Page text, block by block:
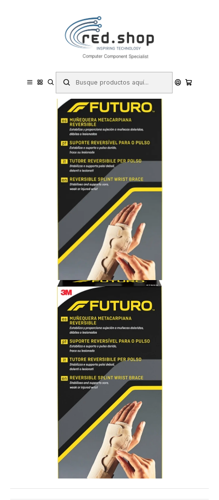
Haga Click Aqui
Salud y cuidado personal
Suministros y equipamiento médico Tobilleras
Futuro Soporte para Mano - Estabilizacion Metacarpiana - Talla S
(12.7 - 15.9cm) - Reversible - Transpirable - Color Beige